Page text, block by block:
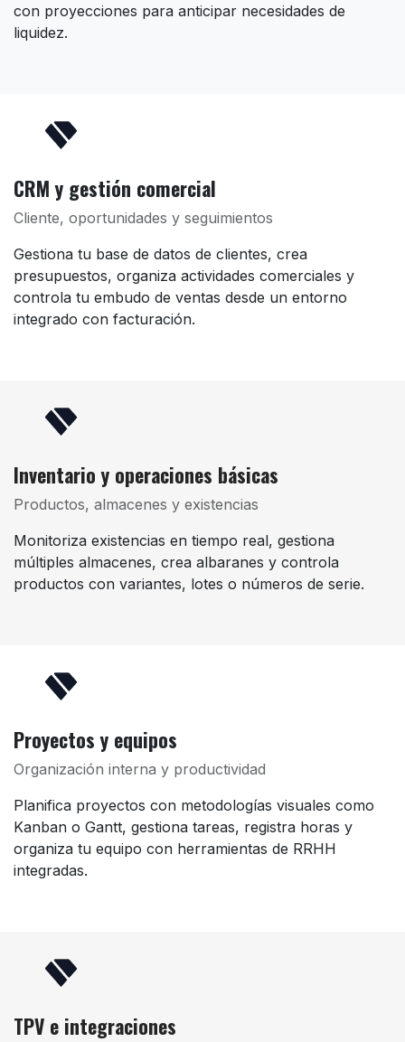
con proyecciones para anticipar necesidades de
liquidez.
CRM y gestión comercial
Cliente, oportunidades y seguimientos
Gestiona tu base de datos de clientes, crea
presupuestos, organiza actividades comerciales y
controla tu embudo de ventas desde un entorno
integrado con facturación.
Inventario y operaciones básicas
Productos, almacenes y existencias
Monitoriza existencias en tiempo real, gestiona
múltiples almacenes, crea albaranes y controla
productos con variantes, lotes o números de serie.
Proyectos y equipos
Organización interna y productividad
Planifica proyectos con metodologías visuales como
Kanban o Gantt, gestiona tareas, registra horas y
organiza tu equipo con herramientas de RRHH
integradas.
TPV e integraciones